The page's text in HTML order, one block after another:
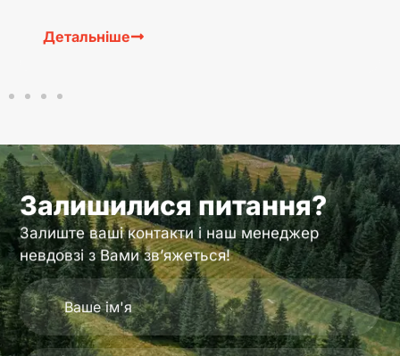
Детальніше
Залишилися питання?
Залиште ваші контакти і наш менеджер
невдовзі з Вами зв’яжеться!